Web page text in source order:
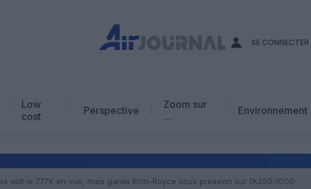
SE CONNECTER
Low
cost
Perspective
Zoom sur
…
Avis d’expert
Environnement
voit le 777X en vue, mais garde Rolls‑Royce sous pression sur l’A350‑1000